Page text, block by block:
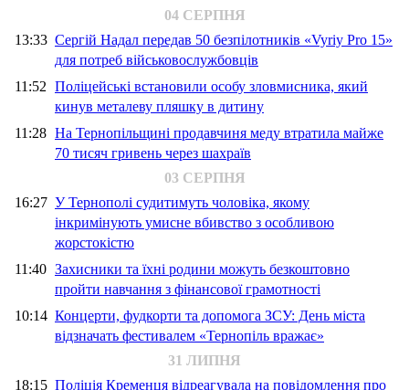
04 СЕРПНЯ
13:33 Сергій Надал передав 50 безпілотників «Vyriy Pro 15»
для потреб військовослужбовців
11:52 Поліцейські встановили особу зловмисника, який
кинув металеву пляшку в дитину
11:28 На Тернопільщині продавчиня меду втратила майже
70 тисяч гривень через шахраїв
03 СЕРПНЯ
16:27 У Тернополі судитимуть чоловіка, якому
інкримінують умисне вбивство з особливою
жорстокістю
11:40 Захисники та їхні родини можуть безкоштовно
пройти навчання з фінансової грамотності
10:14 Концерти, фудкорти та допомога ЗСУ: День міста
відзначать фестивалем «Тернопіль вражає»
31 ЛИПНЯ
18:15 Поліція Кременця відреагувала на повідомлення про